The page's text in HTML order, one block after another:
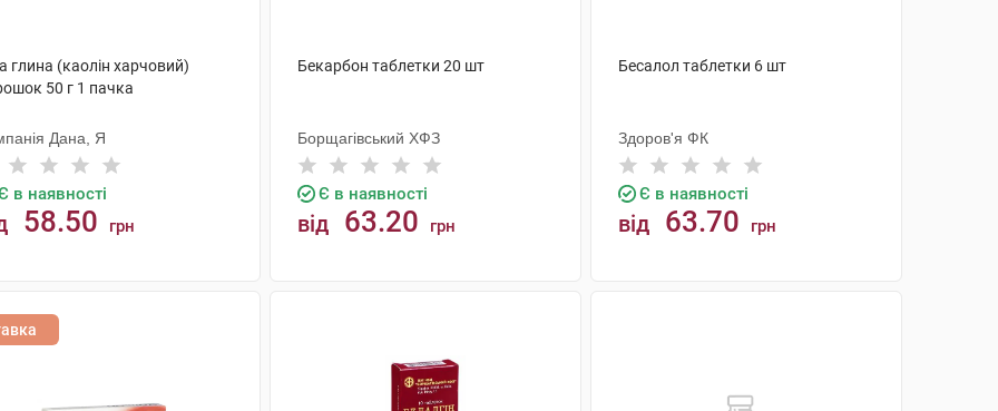
глина (каолін харчовий)
50 г 1 пачка
Дана, Я
в наявності
58.50 грн
Бекарбон таблетки 20 шт
Борщагівський ХФЗ
Є в наявності
від 63.20 грн
Бесалол таблетки 6 шт
Здоров'я ФК
Є в наявності
від 63.70 грн